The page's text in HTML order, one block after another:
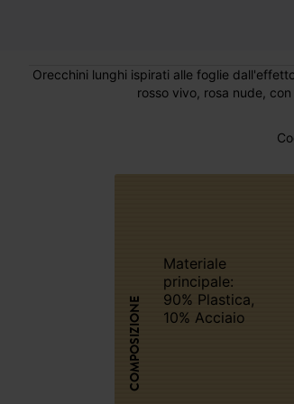
Orecchini lunghi ispirati alle foglie
rosso vivo, rosa nude,
COMPOSIZIONE
Materiale
principale:
90% Plastica,
10% Acciaio